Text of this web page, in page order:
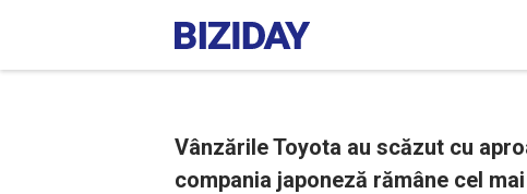
Vânzările Toyota au scăzut cu
compania japoneză rămâne cel